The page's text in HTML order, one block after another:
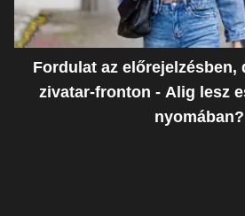
Fordulat az előrejelzésben,
zivatar-fronton - Alig lesz
nyomában?